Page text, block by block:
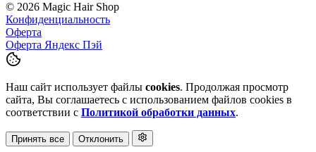
© 2026 Magic Hair Shop
Конфиденциальность
Оферта
Оферта Яндекс Пэй
Наш сайт использует файлы cookies. Продолжая просмотр
сайта, Вы соглашаетесь с использованием файлов cookies в
соответствии с Политикой обработки данных.
Принять все Отклонить